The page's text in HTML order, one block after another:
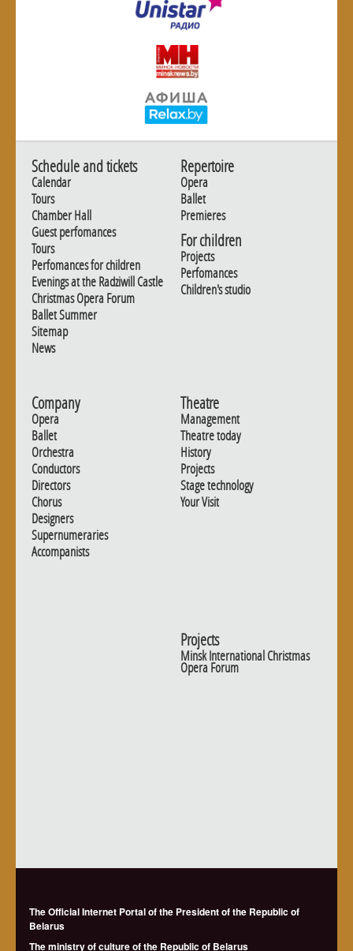
Schedule and tickets
Calendar
Tours
Chamber Hall
Guest perfomances
Tours
Perfomances for children
Evenings at the Radziwill Castle
Christmas Opera Forum
Ballet Summer
Sitemap
News
Repertoire
Opera
Ballet
Premieres
For children
Projects
Perfomances
Children's studio
Company
Opera
Ballet
Orchestra
Conductors
Directors
Chorus
Designers
Supernumeraries
Accompanists
Theatre
Management
Theatre today
History
Projects
Stage technology
Your Visit
Projects
Minsk International Christmas
Opera Forum
The Official Internet Portal of the President of the Republic of
Belarus
The ministry of culture of the Republic of Belarus